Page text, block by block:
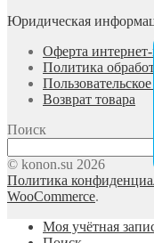
Юридическая
Оферта интернет-
Политика
Пользовательское
Возврат товара
Поиск
© konon.su 2026
Политика
WooCommerce.
Моя учётная